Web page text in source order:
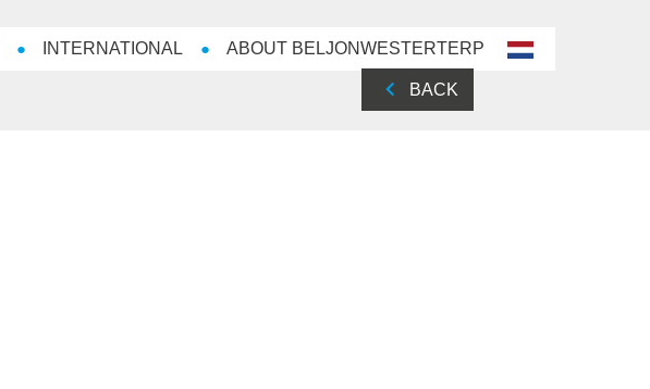
INTERNATIONAL ABOUT BELJONWESTERTERP
nl-
BACK